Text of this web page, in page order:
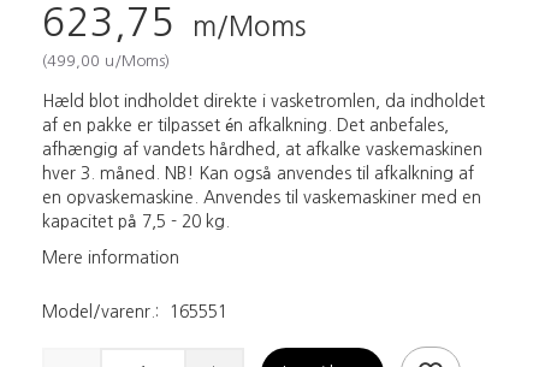
623,75 m/Moms
(499,00 u/Moms)
Hæld blot indholdet direkte i vasketromlen, da indholdet
af en pakke er tilpasset én afkalkning. Det anbefales,
afhængig af vandets hårdhed, at afkalke vaskemaskinen
hver 3. måned. NB! Kan også anvendes til afkalkning af
en opvaskemaskine. Anvendes til vaskemaskiner med en
kapacitet på 7,5 - 20 kg.
Mere information
Model/varenr.: 165551